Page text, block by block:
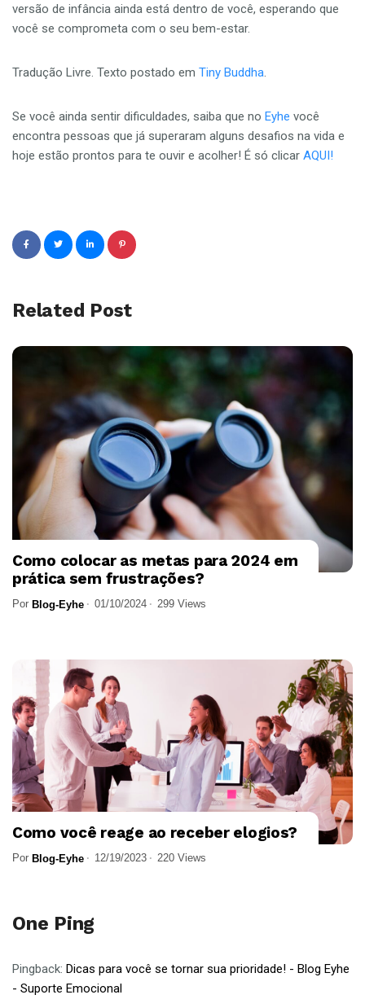
versão de infância ainda está dentro de você, esperando que
você se comprometa com o seu bem-estar.
Tradução Livre. Texto postado em Tiny Buddha.
Se você ainda sentir dificuldades, saiba que no Eyhe você
encontra pessoas que já superaram alguns desafios na vida e
hoje estão prontos para te ouvir e acolher! É só clicar AQUI!
Related Post
Como colocar as metas para 2024 em
prática sem frustrações?
Por Blog-Eyhe 01/10/2024 299 Views
Como você reage ao receber elogios?
Por Blog-Eyhe 12/19/2023 220 Views
One Ping
Pingback: Dicas para você se tornar sua prioridade! - Blog Eyhe
- Suporte Emocional